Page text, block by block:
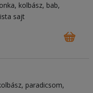
kolbász bab
sajt
paradicsom